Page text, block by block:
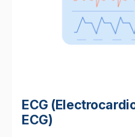
ECG
ECG)